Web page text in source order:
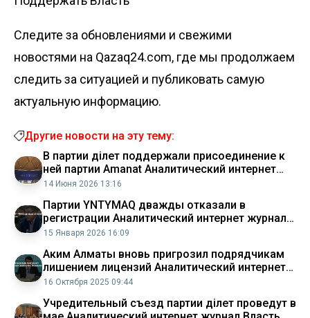
Следите за обновлениями и свежими
новостями на Qazaq24.com, где мы продолжаем
следить за ситуацией и публиковать самую
актуальную информацию.
Другие новости на эту тему:
В партии Әділет поддержали присоединение к
ней партии Amanat Аналитический интернет
журнал Власть
14 Июня 2026 13:16
Партии YNTYMAQ дважды отказали в
регистрации Аналитический интернет журнал
Власть
15 Января 2026 16:09
Аким Алматы вновь пригрозил подрядчикам
лишением лицензий Аналитический интернет
журнал Власть
16 Октября 2025 09:44
Учредительный съезд партии Әділет проведут в